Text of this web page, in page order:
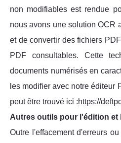
non modifiables est rendue
nous avons une solution OCR
et de convertir des fichiers
PDF consultables. Cette
documents numérisés en
les modifier avec notre éditeur
peut être trouvé ici :https://
Autres outils pour l'édition et
Outre l'effacement d'erreurs